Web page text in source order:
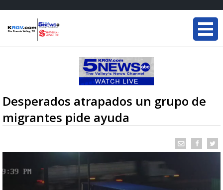
Desperados atrapados un grupo de
migrantes pide ayuda